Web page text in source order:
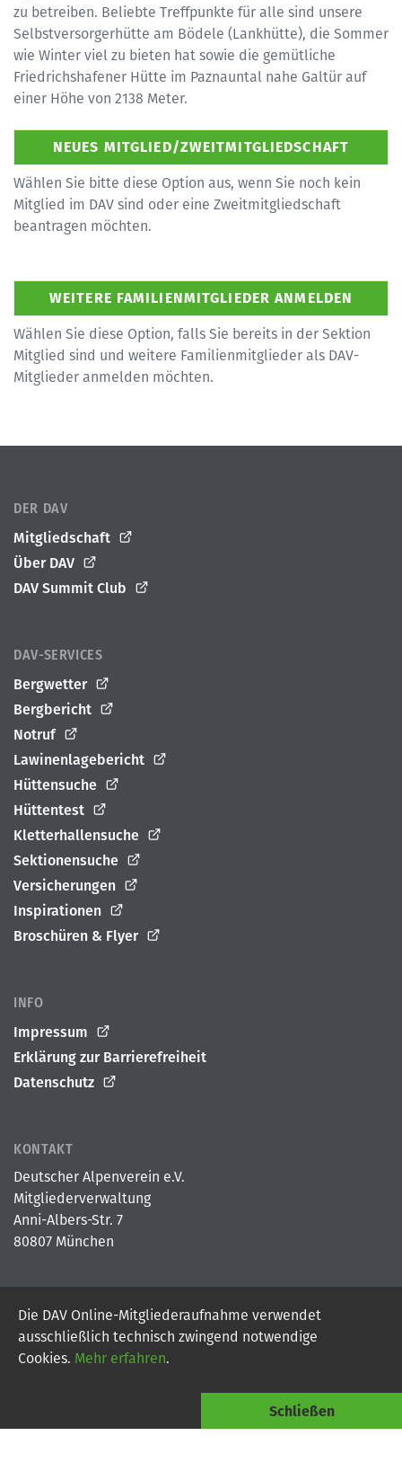
Die DAV Online-Mitgliederaufnahme verwendet
ausschließlich technisch zwingend notwendige
Cookies. Mehr erfahren.
Schließen
zu betreiben. Beliebte Treffpunkte für alle sind unsere
Selbstversorgerhütte am Bödele (Lankhütte), die Sommer
wie Winter viel zu bieten hat sowie die gemütliche
Friedrichshafener Hütte im Paznauntal nahe Galtür auf
einer Höhe von 2138 Meter.
Wählen Sie bitte diese Option aus, wenn Sie noch kein
Mitglied im DAV sind oder eine Zweitmitgliedschaft
beantragen möchten.
Wählen Sie diese Option, falls Sie bereits in der Sektion
Mitglied sind und weitere Familienmitglieder als DAV-
Mitglieder anmelden möchten.
DER DAV
Mitgliedschaft
Über DAV
DAV Summit Club
DAV-SERVICES
Bergwetter
Bergbericht
Notruf
Lawinenlagebericht
Hüttensuche
Hüttentest
Kletterhallensuche
Sektionensuche
Versicherungen
Inspirationen
Broschüren & Flyer
INFO
Impressum
Erklärung zur Barrierefreiheit
Datenschutz
KONTAKT
Deutscher Alpenverein e.V.
Mitgliederverwaltung
Anni-Albers-Str. 7
80807 München
© 2026Deutscher Alpenverein e.V.
Powered By Digital Vantage Point